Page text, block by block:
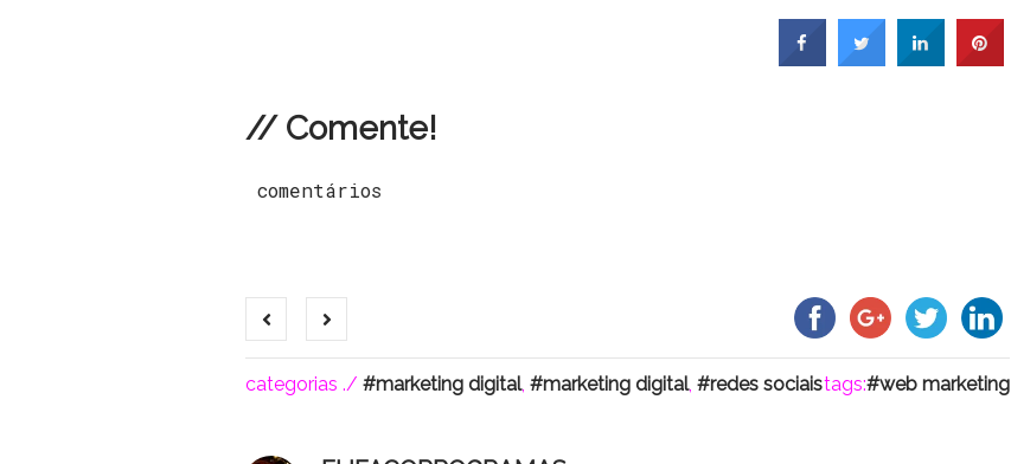
// Comente!
comentários
categorias ./ marketing digital, marketing digital, redes sociaistags: web marketing